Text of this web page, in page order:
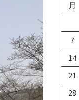
月
7
14
21
28